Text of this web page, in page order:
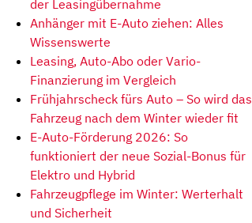
der Leasingübernahme
Anhänger mit E-Auto ziehen: Alles
Wissenswerte
Leasing, Auto-Abo oder Vario-
Finanzierung im Vergleich
Frühjahrscheck fürs Auto – So wird das
Fahrzeug nach dem Winter wieder fit
E-Auto-Förderung 2026: So
funktioniert der neue Sozial-Bonus für
Elektro und Hybrid
Fahrzeugpflege im Winter: Werterhalt
und Sicherheit